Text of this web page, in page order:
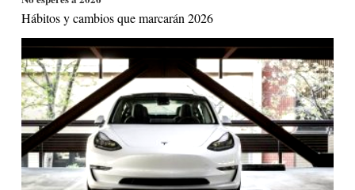
Hábitos y cambios que marcarán 2026